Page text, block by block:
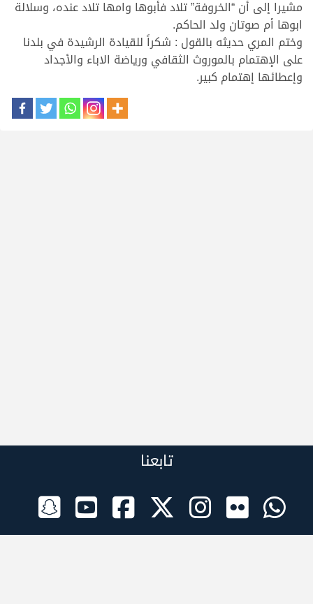
مشيرا إلى أن “الخروفة” تلاد فأبوها وامها تلاد عنده، وسلالة
ابوها أم صوتان ولد الحاكم.
وختم المري حديثه بالقول : شكراً للقيادة الرشيدة في بلدنا
على الإهتمام بالموروث الثقافي ورياضة الاباء والأجداد
وإعطائها إهتمام كبير.
تابعنا